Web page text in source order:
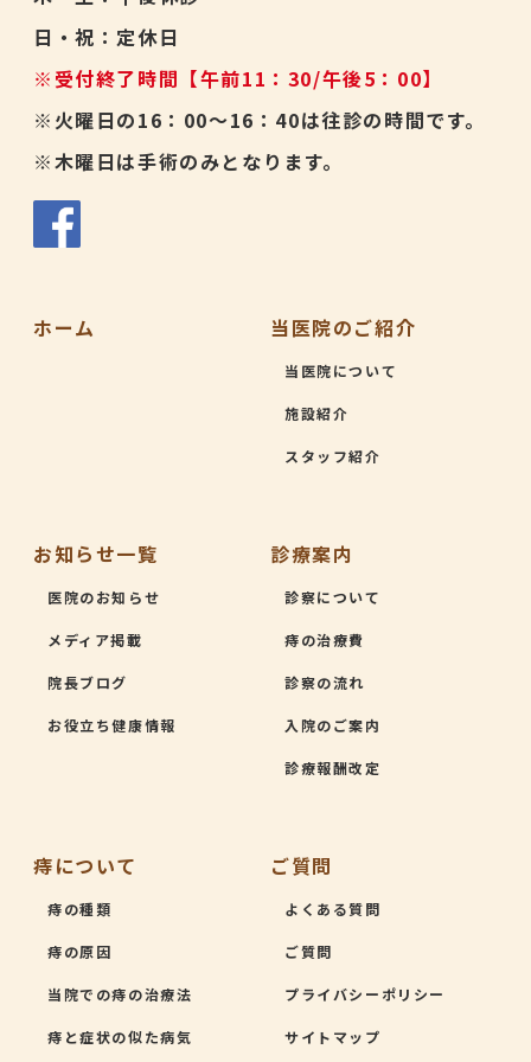
日・祝：定休日
※受付終了時間【午前11：30/午後5：00】
※火曜日の16：00～16：40は往診の時間です。
※木曜日は手術のみとなります。
ホーム 当医院のご紹介
当医院について
施設紹介
スタッフ紹介
お知らせ一覧
医院のお知らせ
メディア掲載
院長ブログ
お役立ち健康情報
診療案内
診察について
痔の治療費
診察の流れ
入院のご案内
診療報酬改定
痔について
痔の種類
痔の原因
当院での痔の治療法
痔と症状の似た病気
ご質問
よくある質問
ご質問
プライバシーポリシー
サイトマップ